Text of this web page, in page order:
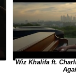
Wiz Khalifa ft.